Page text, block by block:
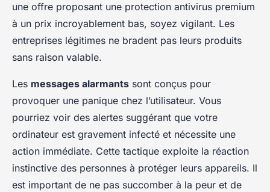
une offre proposant une protection antivirus premium
à un prix incroyablement bas, soyez vigilant. Les
entreprises légitimes ne bradent pas leurs produits
sans raison valable.
Les messages alarmants sont conçus pour
provoquer une panique chez l’utilisateur. Vous
pourriez voir des alertes suggérant que votre
ordinateur est gravement infecté et nécessite une
action immédiate. Cette tactique exploite la réaction
instinctive des personnes à protéger leurs appareils. Il
est important de ne pas succomber à la peur et de